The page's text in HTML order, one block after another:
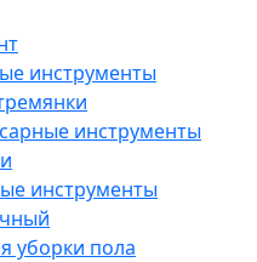
инструменты
инструменты
инструменты
уборки пола